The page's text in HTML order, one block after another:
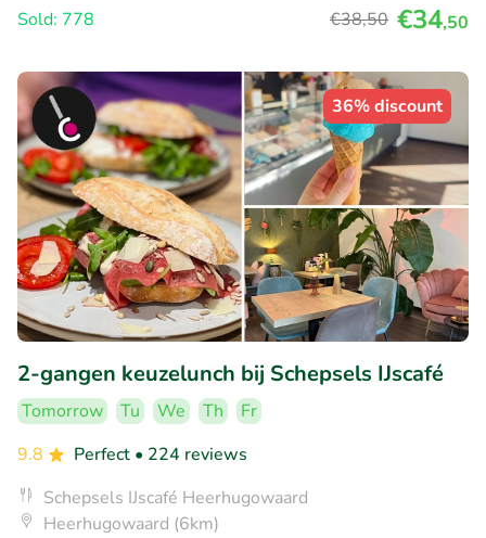
Sold: 778
€38,50 €34,50
36% discount
2-gangen keuzelunch bij Schepsels IJscafé
Tomorrow Tu We Th
Fr
9.8
Perfect • 224 reviews
Schepsels IJscafé Heerhugowaard
Heerhugowaard (6km)